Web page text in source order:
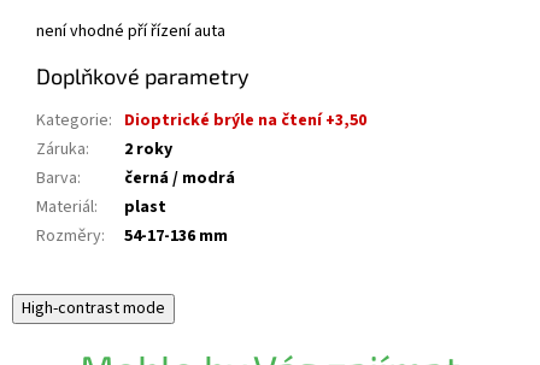
není vhodné pří řízení auta
Doplňkové parametry
Kategorie: Dioptrické brýle na čtení +3,50
Záruka:
2 roky
Barva:
černá / modrá
Materiál:
plast
Rozměry: 54-17-136 mm
High-contrast mode